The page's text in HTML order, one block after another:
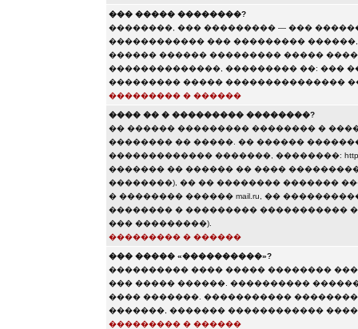
��� ����� ��������?
��������, ��� ��������� — ���
������������ ��� ���������
������ ������ ��������� �����
��������������, ��������� ��: ���
��������� ����� ���������������
��������� � ������
���� �� � ��������� ��������?
�� ������ ��������� �������� �
�������� �� �����. �� ������
������������� �������, ��������: http://
������� �� ������ �� ����
��������), �� �� �������� �������
� �������� ������ mail.ru, ��
�������� � ��������� ����������� ���
��� ���������).
��������� � ������
��� ����� «����������»?
���������� ���� ����� ��������
��� ����� ������. ����������
���� �������. �����������
�������, ������� ������������
��������� � ������